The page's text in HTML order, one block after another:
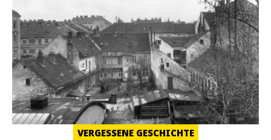
VERGESSENE GESCHICHTE